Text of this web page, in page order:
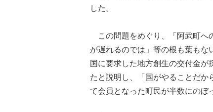
した。
この問題をめぐり、「阿武町へ
が遅れるのでは」等の根も葉もな
国に要求した地方創生の交付金が
たと説明し、「国がやることだか
て会員となった町民が半数にのぼ